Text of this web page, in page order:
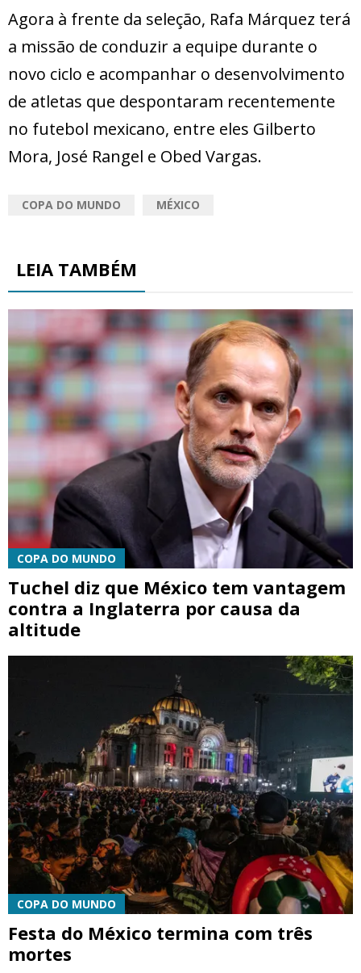
Agora à frente da seleção, Rafa Márquez terá
a missão de conduzir a equipe durante o
novo ciclo e acompanhar o desenvolvimento
de atletas que despontaram recentemente
no futebol mexicano, entre eles Gilberto
Mora, José Rangel e Obed Vargas.
COPA DO MUNDO MÉXICO
LEIA TAMBÉM
COPA DO MUNDO
Tuchel diz que México tem vantagem
contra a Inglaterra por causa da
altitude
COPA DO MUNDO
Festa do México termina com três
mortes